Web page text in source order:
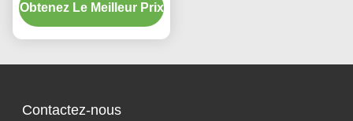
personnalisées et motifs
de découpe laser pour
Obtenez Le Meilleur Prix
Contactez-nous